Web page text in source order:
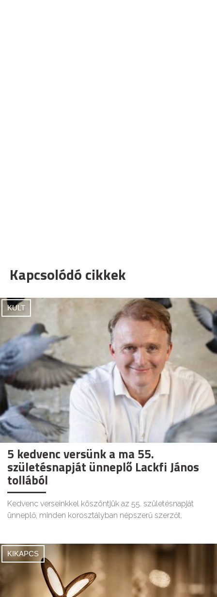
Kapcsolódó cikkek
KULT
5 kedvenc versünk a ma 55.
születésnapját ünneplő Lackfi János
tollából
Kedvenc verseinkkel köszöntjük az 55. születésnapját
ünneplő, minden korosztályban népszerű szerzőt.
KIKAPCS